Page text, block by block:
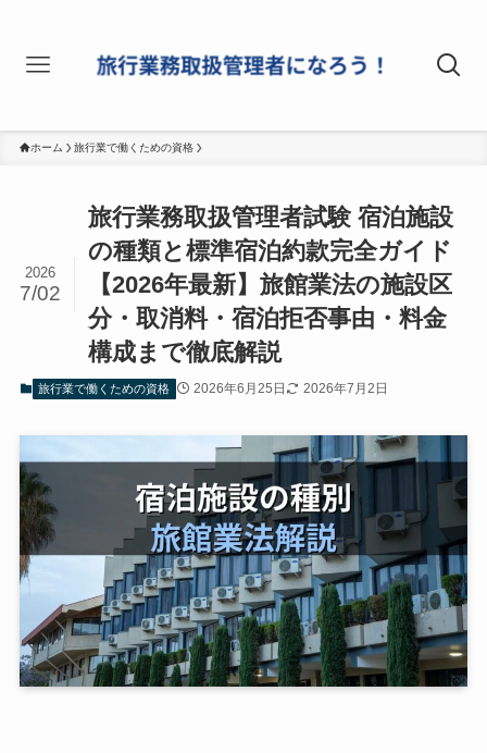
ホーム 旅行業で働くための資格
旅行業務取扱管理者試験 宿泊施設
の種類と標準宿泊約款完全ガイド
【2026年最新】旅館業法の施設区
分・取消料・宿泊拒否事由・料金
構成まで徹底解説
2026
7/02
旅行業で働くための資格 2026年6月25日 2026年7月2日